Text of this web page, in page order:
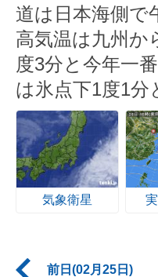
道は日本海側で
高気温は九州か
度3分と今年一
は氷点下1度1分
気象衛星
前日(02月25日)